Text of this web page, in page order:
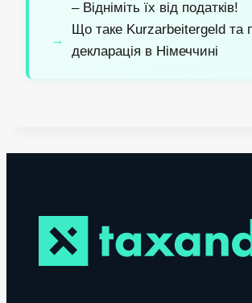
– Відніміть їх від податків!
Що таке Kurzarbeitergeld та
декларація в Німеччині